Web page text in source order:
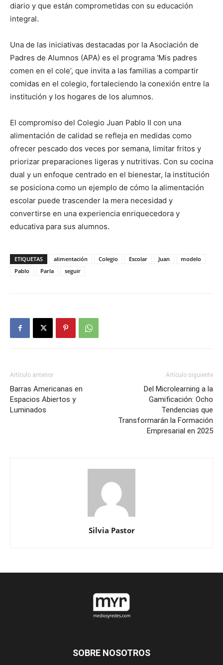
diario y que están comprometidas con su educación
integral.
Una de las iniciativas destacadas por la Asociación de
Padres de Alumnos (APA) es el programa ‘Mis padres
comen en el cole’, que invita a las familias a compartir
comidas en el colegio, fortaleciendo la conexión entre la
institución y los hogares de los alumnos.
El compromiso del Colegio Juan Pablo II con una
alimentación de calidad se refleja en medidas como
ofrecer pescado dos veces por semana, limitar fritos y
priorizar preparaciones ligeras y nutritivas. Con su cocina
dual y un enfoque centrado en el bienestar, la institución
se posiciona como un ejemplo de cómo la alimentación
escolar puede trascender la mera necesidad y
convertirse en una experiencia enriquecedora y
educativa para sus alumnos.
ETIQUETAS alimentación Colegio Escolar Juan
modelo
Pablo
Parla seguir
Artículo anterior
Barras Americanas en
Espacios Abiertos y
Luminados
Artículo siguiente
Del Microlearning a la
Gamificación: Ocho
Tendencias que
Transformarán la Formación
Empresarial en 2025
Silvia Pastor
SOBRE NOSOTROS